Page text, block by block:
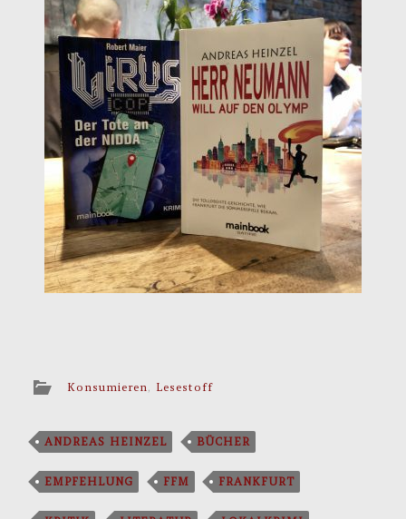
Konsumieren, Lesestoff
ANDREAS HEINZEL BÜCHER
EMPFEHLUNG FFM FRANKFURT